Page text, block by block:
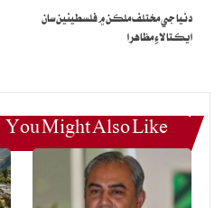
جي قتل ڪيس ۾ جوابدار طور نامزد ٿي
وارثن توڙي شاھدن جا بيان پڻ رڪارڊ ڪرايا
دنيا جي مختلف ملڪن ۾ فلسطينين سان
ايڪتا لاءِ مظاهرا
You Might Also Like